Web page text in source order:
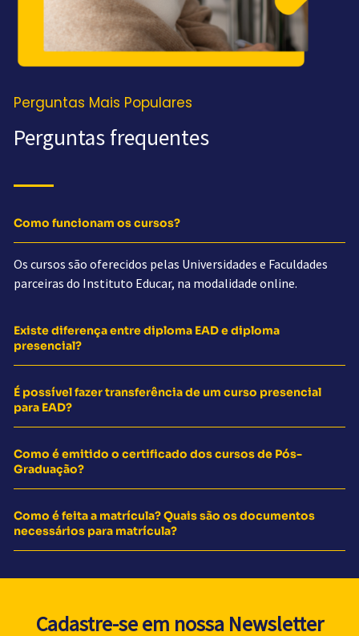
Perguntas Mais Populares
Perguntas frequentes
Como funcionam os cursos?
Os cursos são oferecidos pelas Universidades e Faculdades
parceiras do Instituto Educar, na modalidade online.
Existe diferença entre diploma EAD e diploma
presencial?
É possível fazer transferência de um curso presencial
para EAD?
Como é emitido o certificado dos cursos de Pós-
Graduação?
Como é feita a matrícula? Quais são os documentos
necessários para matrícula?
Cadastre-se em nossa Newsletter